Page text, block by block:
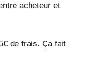
acheteur et
de frais. Ça fait